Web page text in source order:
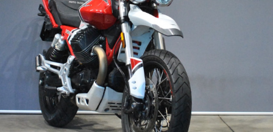
Dieses Fahrzeug wurde verkauft.
Weitere Angebote von Händler
Moto-Center West AG
Moto-Center
West AG
Zürcherstrasse
Angebote